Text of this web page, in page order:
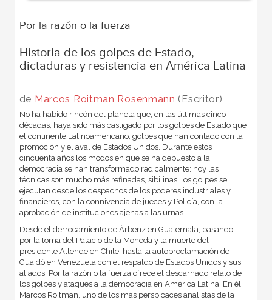
Por la razón o la fuerza
Historia de los golpes de Estado,
dictaduras y resistencia en América Latina
de Marcos Roitman Rosenmann (Escritor)
No ha habido rincón del planeta que, en las últimas cinco
décadas, haya sido más castigado por los golpes de Estado que
el continente Latinoamericano, golpes que han contado con la
promoción y el aval de Estados Unidos. Durante estos
cincuenta años los modos en que se ha depuesto a la
democracia se han transformado radicalmente: hoy las
técnicas son mucho más refinadas, sibilinas; los golpes se
ejecutan desde los despachos de los poderes industriales y
financieros, con la connivencia de jueces y Policía, con la
aprobación de instituciones ajenas a las urnas.
Desde el derrocamiento de Árbenz en Guatemala, pasando
por la toma del Palacio de la Moneda y la muerte del
presidente Allende en Chile, hasta la autoproclamación de
Guaidó en Venezuela con el respaldo de Estados Unidos y sus
aliados, Por la razón o la fuerza ofrece el descarnado relato de
los golpes y ataques a la democracia en América Latina. En él,
Marcos Roitman, uno de los más perspicaces analistas de la